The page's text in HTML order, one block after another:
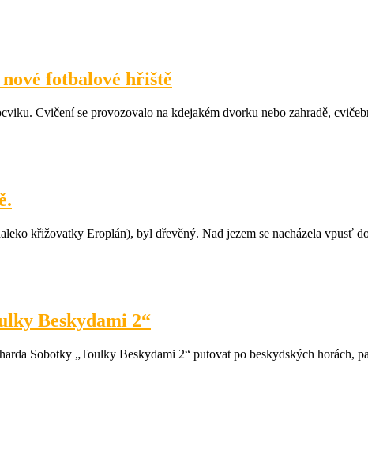
fotbalové hřiště
Cvičení se provozovalo na kdejakém dvorku nebo zahradě,
křižovatky Eroplán), byl dřevěný. Nad jezem se nacházela vpusť
Beskydami 2“
Sobotky „Toulky Beskydami 2“ putovat po beskydských horách,